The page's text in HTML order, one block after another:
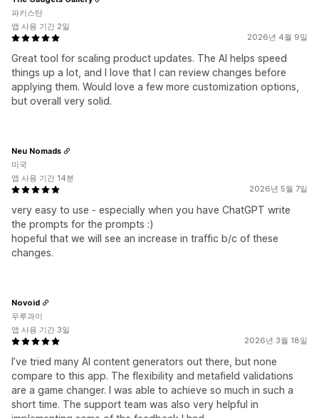
2026년 4월 9일
Great tool for scaling product updates. The AI helps speed
things up a lot, and I love that I can review changes before
applying them. Would love a few more customization options,
but overall very solid.
파키스탄
앱 사용 기간 2일
2026년 5월 7일
very easy to use - especially when you have ChatGPT write
the prompts for the prompts :)
hopeful that we will see an increase in traffic b/c of these
changes.
Neu Nomads
미국
앱 사용 기간 14분
2026년 3월 18일
I’ve tried many AI content generators out there, but none
compare to this app. The flexibility and metafield validations
are a game changer. I was able to achieve so much in such a
short time. The support team was also very helpful in
Novoid
우루과이
앱 사용 기간 3일